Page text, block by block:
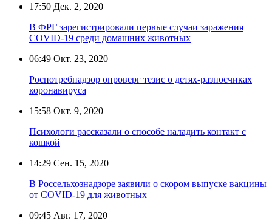
17:50 Дек. 2, 2020
В ФРГ зарегистрировали первые случаи заражения
COVID-19 среди домашних животных
06:49 Окт. 23, 2020
Роспотребнадзор опроверг тезис о детях-разносчиках
коронавируса
15:58 Окт. 9, 2020
Психологи рассказали о способе наладить контакт с
кошкой
14:29 Сен. 15, 2020
В Россельхознадзоре заявили о скором выпуске вакцины
от COVID-19 для животных
09:45 Авг. 17, 2020